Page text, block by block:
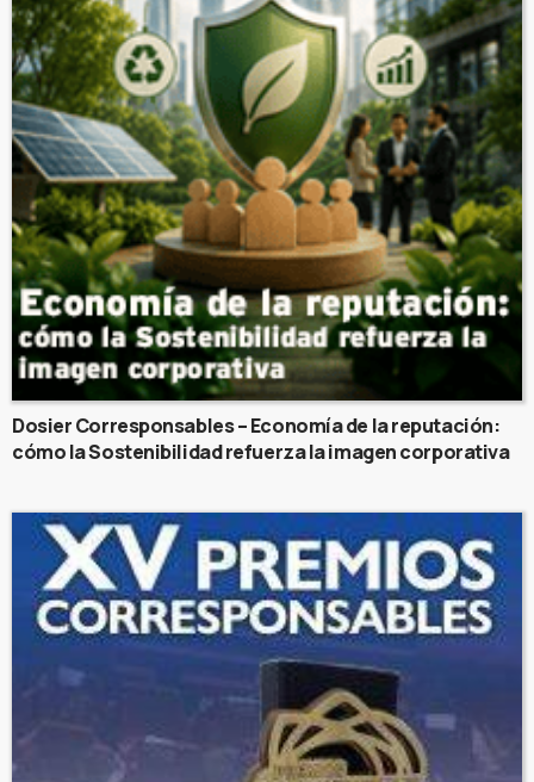
Dosier Corresponsables – Economía de la reputación:
cómo la Sostenibilidad refuerza la imagen corporativa